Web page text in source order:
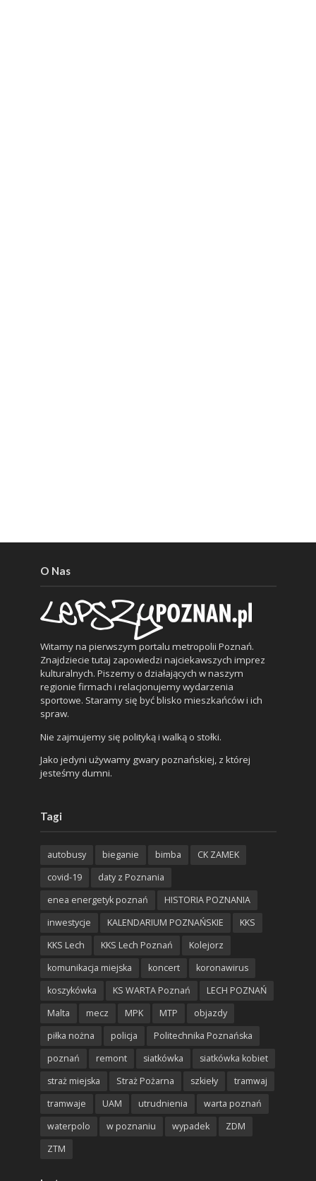
O Nas
Witamy na pierwszym portalu metropolii Poznań.
Znajdziecie tutaj zapowiedzi najciekawszych imprez
kulturalnych. Piszemy o działających w naszym
regionie firmach i relacjonujemy wydarzenia
sportowe. Staramy się być blisko mieszkańców i ich
spraw.
Nie zajmujemy się polityką i walką o stołki.
Jako jedyni używamy gwary poznańskiej, z której
jesteśmy dumni.
Tagi
autobusy bieganie bimba
CK ZAMEK
covid-19
daty z Poznania
enea energetyk poznań
HISTORIA POZNANIA
inwestycje
KALENDARIUM POZNAŃSKIE
KKS
KKS Lech
KKS Lech Poznań
Kolejorz
komunikacja miejska
koncert
koronawirus
koszykówka
KS WARTA Poznań
LECH POZNAŃ
Malta
mecz MPK MTP
objazdy
piłka nożna
policja
Politechnika Poznańska
poznań
remont siatkówka
siatkówka kobiet
straż miejska
Straż Pożarna szkieły
tramwaj
tramwaje
UAM utrudnienia
warta poznań
waterpolo
w poznaniu wypadek
ZDM
ZTM